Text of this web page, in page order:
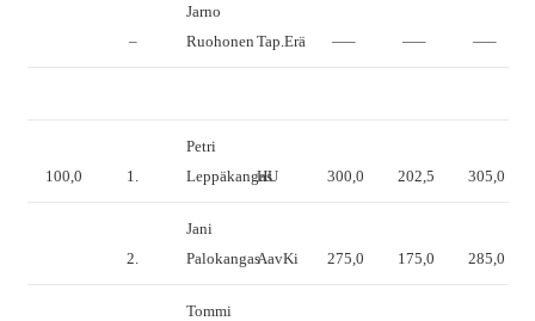
–
Jarno
Ruohonen Tap.Erä —– —– —–
100,0 1.
Petri
Leppäkangas
HU 300,0 202,5 305,0
2.
Jani
PalokangasAavKi 275,0 175,0 285,0
Tommi